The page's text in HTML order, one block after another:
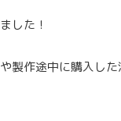
した！
製作途中に購入し